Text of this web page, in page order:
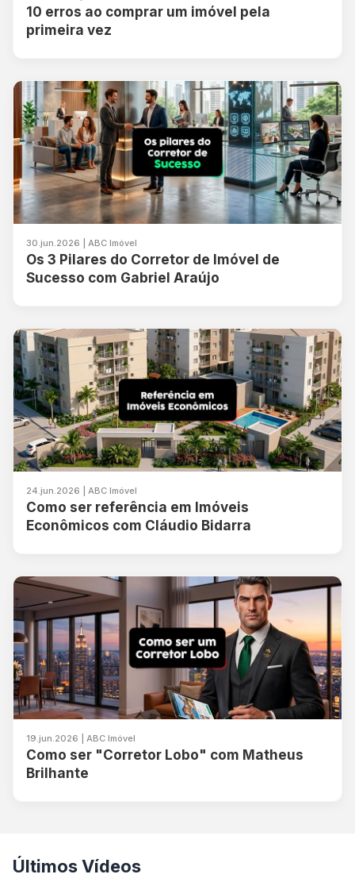
10 erros ao comprar um imóvel pela
primeira vez
30.jun.2026 | ABC Imóvel
Os 3 Pilares do Corretor de Imóvel de
Sucesso com Gabriel Araújo
24.jun.2026 | ABC Imóvel
Como ser referência em Imóveis
Econômicos com Cláudio Bidarra
19.jun.2026 | ABC Imóvel
Como ser "Corretor Lobo" com Matheus
Brilhante
Últimos Vídeos